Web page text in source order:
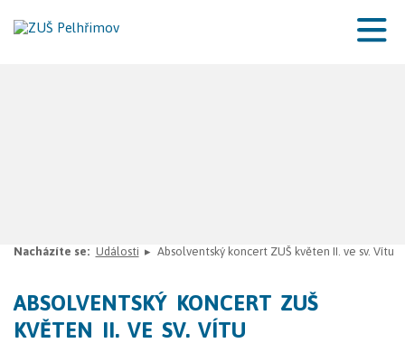
Nacházíte se: Události Absolventský koncert ZUŠ květen II. ve sv. Vítu
ABSOLVENTSKÝ KONCERT ZUŠ
KVĚTEN II. VE SV. VÍTU